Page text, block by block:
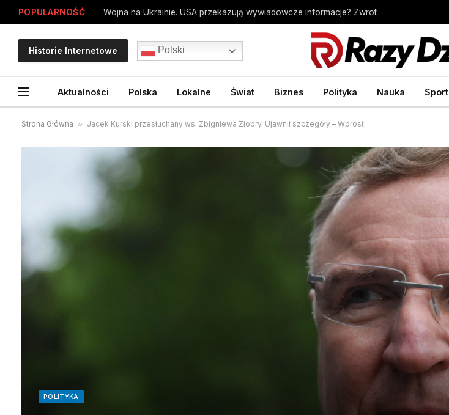
POPULARNOŚĆ Wojna na Ukrainie. USA przekazują wywiadowcze informacje? Zwrot
Historie Internetowe Polski
Aktualności Polska Lokalne Świat Biznes Polityka Nauka Sport
Strona Główna » Jacek Kurski przesłuchany ws. Zbigniewa Ziobry. Ujawnił szczegóły – Wprost
POLITYKA